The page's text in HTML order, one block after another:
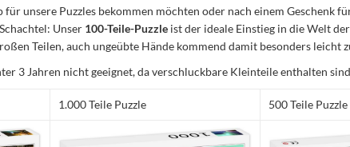
für unsere Puzzles bekommen möchten oder nach einem
Unser 100-Teile-Puzzle ist der ideale Einstieg in die Welt
Teilen, auch ungeübte Hände kommend damit besonders leicht
3 Jahren nicht geeignet, da verschluckbare Kleinteile enthalten
1.000 Teile Puzzle 500 Teile Puzzle